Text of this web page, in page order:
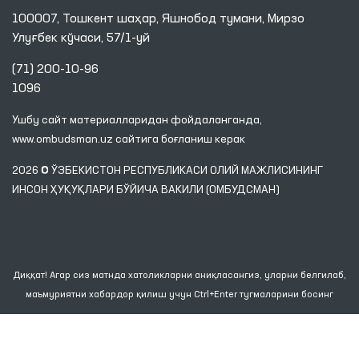
100007, Тошкент шаҳар, Яшнобод тумани, Мирзо
Улуғбек кўчаси, 57/1-уй
(71) 200-10-96
1096
Ушбу сайт материалларидан фойдаланганда,
www.ombudsman.uz сайтига боғланиш керак
2026 © ЎЗБЕКИСТОН РЕСПУБЛИКАСИ ОЛИЙ МАЖЛИСИНИНГ
ИНСОН ҲУҚУҚЛАРИ БЎЙИЧА ВАКИЛИ (ОМБУДСМАН)
Диққат! Агар сиз матнда хатоликларни аниқласангиз, уларни белгилаб,
маъмуриятни хабардор қилиш учун Ctrl+Enter тугмаларини босинг